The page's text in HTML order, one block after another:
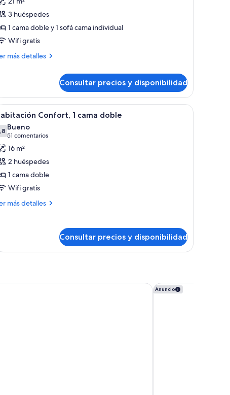
3 huéspedes
1 cama doble y 1 sofá cama individual
Wifi gratis
más detalles
Consultar precios y disponibilidad
de planchar con plancha Una habitación de hotel moderna con una
8 Confort, 1 cama doble
7,8 de 10
Bueno
51 comentarios
(51 comentarios)
16 m²
2 huéspedes
1 cama doble
Wifi gratis
más detalles
Consultar precios y disponibilidad
PRIME - Roissy - Aéroport Paris CDG Anuncio
citizenM Paris